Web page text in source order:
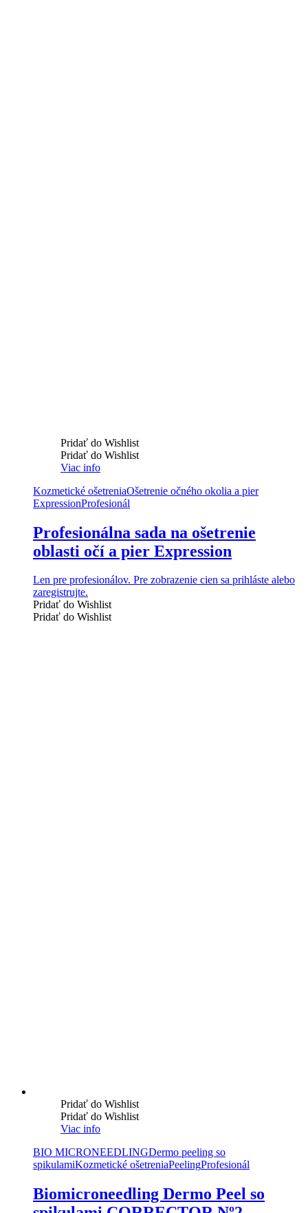
Pridať do Wishlist
Pridať do Wishlist
Viac info
Kozmetické ošetreniaOšetrenie očného okolia a pier
ExpressionProfesionál
Profesionálna sada na ošetrenie
oblasti očí a pier Expression
Len pre profesionálov. Pre zobrazenie cien sa prihláste alebo
zaregistrujte.
Pridať do Wishlist
Pridať do Wishlist
Pridať do Wishlist
Pridať do Wishlist
Viac info
BIO MICRONEEDLINGDermo peeling so
spikulamiKozmetické ošetreniaPeelingProfesionál
Biomicroneedling Dermo Peel so